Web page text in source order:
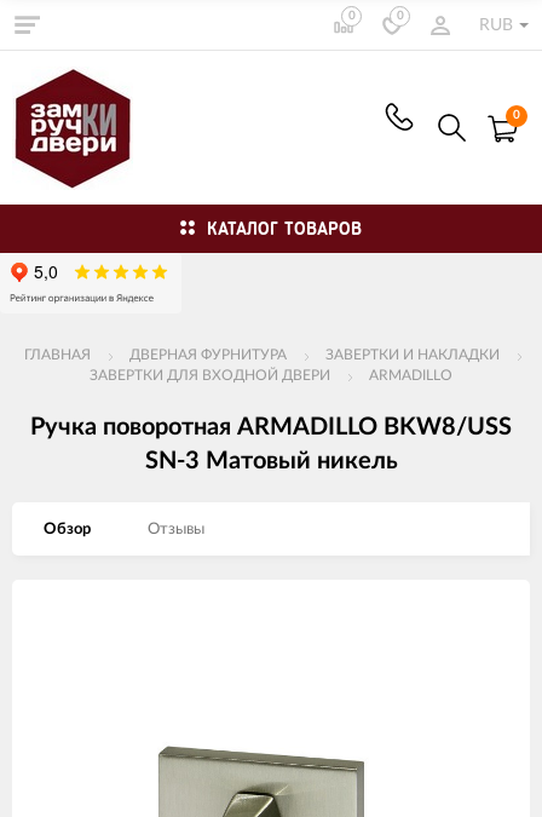
0 0
RUB
0
КАТАЛОГ ТОВАРОВ
ГЛАВНАЯ ДВЕРНАЯ ФУРНИТУРА
ЗАВЕРТКИ И НАКЛАДКИ
ЗАВЕРТКИ ДЛЯ ВХОДНОЙ ДВЕРИ
ARMADILLO
Ручка поворотная ARMADILLO BKW8/USS
SN-3 Матовый никель
Обзор Отзывы